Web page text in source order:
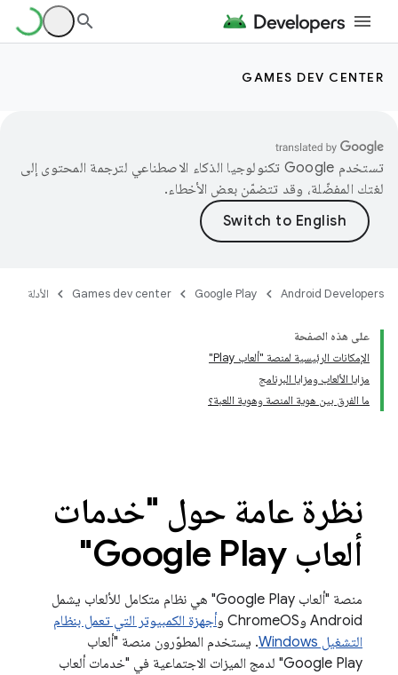
GAMES DEV CENTER
تستخدم Google تكنولوجيا الذكاء الاصطناعي لترجمة المحتوى إلى
لغتك المفضّلة، وقد تتضمّن بعض الأخطاء.
Android Developers
Google Play
Games dev center الأدلة
على هذه الصفحة
الإمكانات الرئيسية لمنصة "ألعاب Play"
مزايا الألعاب ومزايا البرنامج
ما الفرق بين هوية المنصة وهوية اللعبة؟
نظرة عامة حول "خدمات
ألعاب Google Play"
منصة "ألعاب Google Play" هي نظام متكامل للألعاب يشمل
Android وChromeOS و
أجهزة الكمبيوتر التي تعمل بنظام
التشغيل Windows
. يستخدم المطوّرون منصة "ألعاب
Google Play" لدمج الميزات الاجتماعية في "خدمات ألعاب